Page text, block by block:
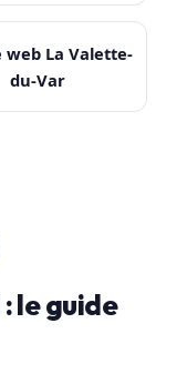
web La Valette-
du-Var
le guide